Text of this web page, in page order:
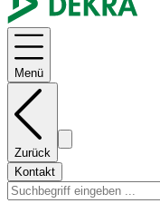
Menü
Zurück
Kontakt